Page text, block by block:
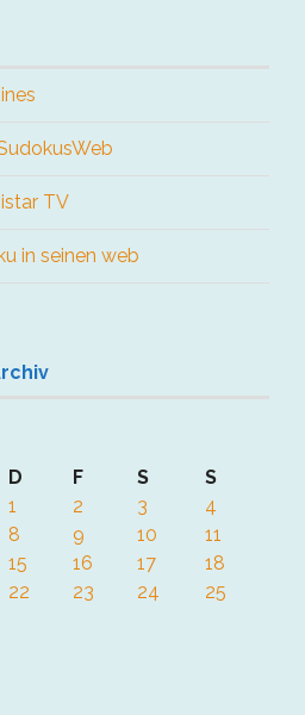
TV
in seinen web
D F S
S
1
2 3
4
8 9 10
11
15 16 17
18
22 23 24
25